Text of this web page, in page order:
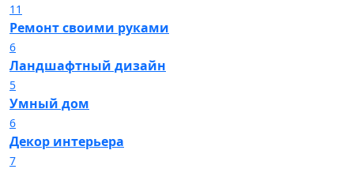
11
Ремонт своими руками
6
Ландшафтный дизайн
5
Умный дом
6
Декор интерьера
7